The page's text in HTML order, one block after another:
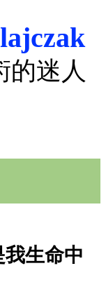
的迷人
生命中